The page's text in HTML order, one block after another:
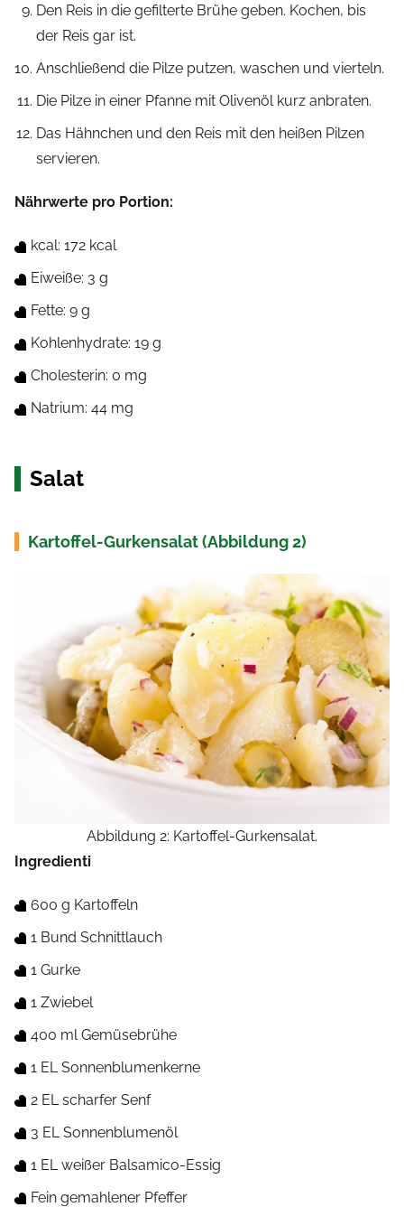
Den Reis in die gefilterte Brühe geben. Kochen, bis
der Reis gar ist.
Anschließend die Pilze putzen, waschen und vierteln.
Die Pilze in einer Pfanne mit Olivenöl kurz anbraten.
Das Hähnchen und den Reis mit den heißen Pilzen
servieren.
Nährwerte pro Portion:
kcal: 172 kcal
Eiweiße: 3 g
Fette: 9 g
Kohlenhydrate: 19 g
Cholesterin: 0 mg
Natrium: 44 mg
Salat
Kartoffel-Gurkensalat (Abbildung 2)
Abbildung 2: Kartoffel-Gurkensalat.
Ingredienti
600 g Kartoffeln
1 Bund Schnittlauch
1 Gurke
1 Zwiebel
400 ml Gemüsebrühe
1 EL Sonnenblumenkerne
2 EL scharfer Senf
3 EL Sonnenblumenöl
1 EL weißer Balsamico-Essig
Fein gemahlener Pfeffer